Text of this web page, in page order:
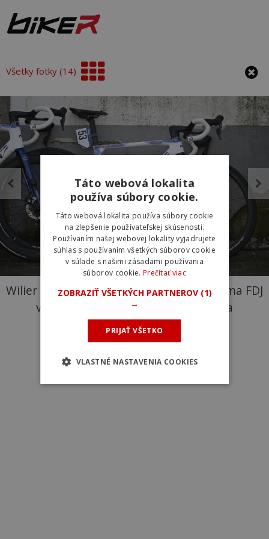
Všetky fotky (14)
Wilier Triestina Filante SLR tímu Groupama FDJ
v sezóne 2025. Foto: Wilier Triestina
Táto webová lokalita
používa súbory cookie.
Táto webová lokalita používa súbory cookie
na zlepšenie používateľskej skúsenosti.
Používaním našej webovej lokality vyjadrujete
súhlas s používaním všetkých súborov cookie
v súlade s našimi zásadami používania
súborov cookie. Prečítať viac
ZOBRAZIŤ VŠETKÝCH PARTNEROV (1)
→
PRIJAŤ VŠETKO
VLASTNÉ NASTAVENIA COOKIES